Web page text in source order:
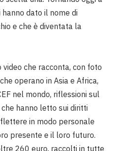
dato il nome di
e che è diventata la
che racconta, con foto
operano in Asia e Africa,
nel mondo, riflessioni sul
hanno letto sui diritti
in modo personale
presente e il loro futuro.
260 euro, raccolti in tutte